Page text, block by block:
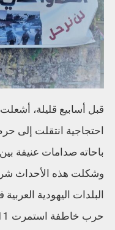
قبل أسابيع قليلة،
احتجاجية انتقلت إلى
باحاته صدامات عنيفة
وشكلت هذه الأحداث
البلدات اليهودية